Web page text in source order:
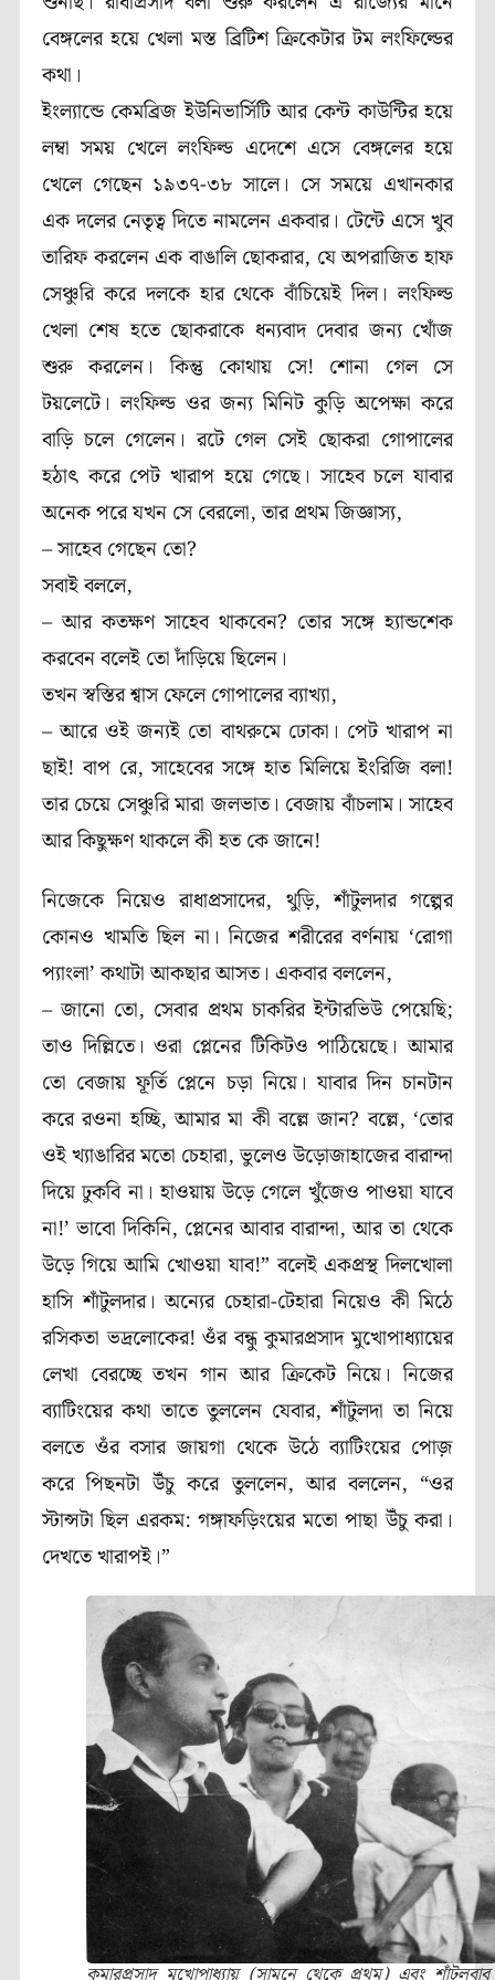
বেঙ্গলের হয়ে খেলা মস্ত ব্রিটিশ ক্রিকেটার টম লংফিল্ডের
কথা।
ইংল্যান্ডে কেমব্রিজ ইউনিভার্সিটি আর কেন্ট কাউন্টির হয়ে
লম্বা সময় খেলে লংফিল্ড এদেশে এসে বেঙ্গলের হয়ে
খেলে গেছেন ১৯৩৭-৩৮ সালে। সে সময়ে এখানকার
এক দলের নেতৃত্ব দিতে নামলেন একবার। টেন্টে এসে খুব
তারিফ করলেন এক বাঙালি ছোকরার, যে অপরাজিত হাফ
সেঞ্চুরি করে দলকে হার থেকে বাঁচিয়েই দিল। লংফিল্ড
খেলা শেষ হতে ছোকরাকে ধন্যবাদ দেবার জন্য খোঁজ
শুরু করলেন। কিন্তু কোথায় সে! শোনা গেল সে
টয়লেটে। লংফিল্ড ওর জন্য মিনিট কুড়ি অপেক্ষা করে
বাড়ি চলে গেলেন। রটে গেল সেই ছোকরা গোপালের
হঠাৎ করে পেট খারাপ হয়ে গেছে। সাহেব চলে যাবার
অনেক পরে যখন সে বেরলো, তার প্রথম জিজ্ঞাস্য,
– সাহেব গেছেন তো?
সবাই বললে,
– আর কতক্ষণ সাহেব থাকবেন? তোর সঙ্গে হ্যান্ডশেক
করবেন বলেই তো দাঁড়িয়ে ছিলেন।
তখন স্বস্তির শ্বাস ফেলে গোপালের ব্যাখ্যা,
– আরে ওই জন্যই তো বাথরুমে ঢোকা। পেট খারাপ না
ছাই! বাপ রে, সাহেবের সঙ্গে হাত মিলিয়ে ইংরিজি বলা!
তার চেয়ে সেঞ্চুরি মারা জলভাত। বেজায় বাঁচলাম। সাহেব
আর কিছুক্ষণ থাকলে কী হত কে জানে!
নিজেকে নিয়েও রাধাপ্রসাদের, থুড়ি, শাঁটুলদার গল্পের
কোনও খামতি ছিল না। নিজের শরীরের বর্ণনায় ‘রোগা
প্যাংলা’ কথাটা আকছার আসত। একবার বললেন,
– জানো তো, সেবার প্রথম চাকরির ইন্টারভিউ পেয়েছি;
তাও দিল্লিতে। ওরা প্লেনের টিকিটও পাঠিয়েছে। আমার
তো বেজায় ফূর্তি প্লেনে চড়া নিয়ে। যাবার দিন চানটান
করে রওনা হচ্ছি, আমার মা কী বল্লে জান? বল্লে, ‘তোর
ওই খ্যাঙারির মতো চেহারা, ভুলেও উড়োজাহাজের বারান্দা
দিয়ে ঢুকবি না। হাওয়ায় উড়ে গেলে খুঁজেও পাওয়া যাবে
না!’ ভাবো দিকিনি, প্লেনের আবার বারান্দা, আর তা থেকে
উড়ে গিয়ে আমি খোওয়া যাব!” বলেই একপ্রস্থ দিলখোলা
হাসি শাঁটুলদার। অন্যের চেহারা-টেহারা নিয়েও কী মিঠে
রসিকতা ভদ্রলোকের! ওঁর বন্ধু কুমারপ্রসাদ মুখোপাধ্যায়ের
লেখা বেরচ্ছে তখন গান আর ক্রিকেট নিয়ে। নিজের
ব্যাটিংয়ের কথা তাতে তুললেন যেবার, শাঁটুলদা তা নিয়ে
বলতে ওঁর বসার জায়গা থেকে উঠে ব্যাটিংয়ের পোজ়
করে পিছনটা উঁচু করে তুললেন, আর বললেন, “ওর
স্টান্সটা ছিল এরকম: গঙ্গাফড়িংয়ের মতো পাছা উঁচু করা।
দেখতে খারাপই।”